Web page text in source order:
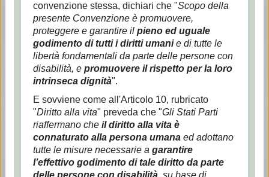
convenzione stessa, dichiari che "Scopo della
presente Convenzione è promuovere,
proteggere e garantire il pieno ed uguale
godimento di tutti i diritti umanie di tutte le
libertà fondamentali da parte delle persone con
disabilità, e promuovere il rispetto per la loro
intrinseca dignità".
E sovviene come all'Articolo 10, rubricato
"Diritto alla vita" preveda che "Gli Stati Parti
riaffermano che il diritto alla vita è
connaturato alla persona umanaed adottano
tutte le misure necessarie a garantire
l’effettivo godimento di tale diritto da parte
delle persone con disabilità, su base di